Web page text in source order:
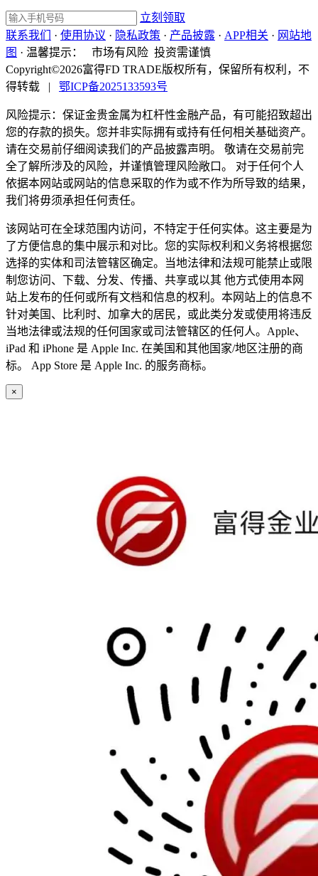
立刻领取
联系我们
· 使用协议 · 隐私政策 · 产品披露 · APP相关 · 网站地
图 · 温馨提示：
市场有风险 投资需谨慎
Copyright©2026富得FD TRADE版权所有，保留所有权利，不
得转载
| 鄂ICP备2025133593号
风险提示：保证金贵金属为杠杆性金融产品，有可能招致超出
您的存款的损失。您并非实际拥有或持有任何相关基础资产。
请在交易前仔细阅读我们的产品披露声明。 敬请在交易前完
全了解所涉及的风险，并谨慎管理风险敞口。 对于任何个人
依据本网站或网站的信息采取的作为或不作为所导致的结果，
我们将毋须承担任何责任。
该网站可在全球范围内访问，不特定于任何实体。这主要是为
了方便信息的集中展示和对比。您的实际权利和义务将根据您
选择的实体和司法管辖区确定。当地法律和法规可能禁止或限
制您访问、下载、分发、传播、共享或以其 他方式使用本网
站上发布的任何或所有文档和信息的权利。本网站上的信息不
针对美国、比利时、加拿大的居民，或此类分发或使用将违反
当地法律或法规的任何国家或司法管辖区的任何人。Apple、
iPad 和 iPhone 是 Apple Inc. 在美国和其他国家/地区注册的商
标。 App Store 是 Apple Inc. 的服务商标。
×